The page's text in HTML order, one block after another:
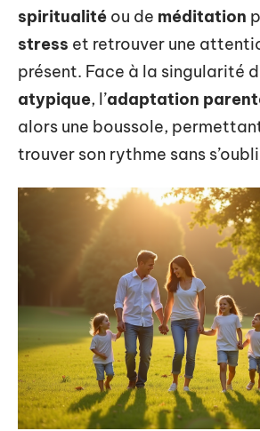
spiritualité ou de méditation
stress et retrouver une
présent. Face à la singularité
atypique, l’adaptation
alors une boussole,
trouver son rythme sans